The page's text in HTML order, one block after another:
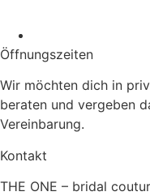
Öffnungs­zeiten
Wir möchten dich in
beraten und vergeben
Vereinbarung.
Kontakt
THE ONE – bridal